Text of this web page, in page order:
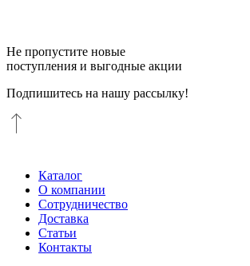
Не пропустите новые
поступления и выгодные акции
Подпишитесь на нашу рассылку!
Каталог
О компании
Сотрудничество
Доставка
Статьи
Контакты